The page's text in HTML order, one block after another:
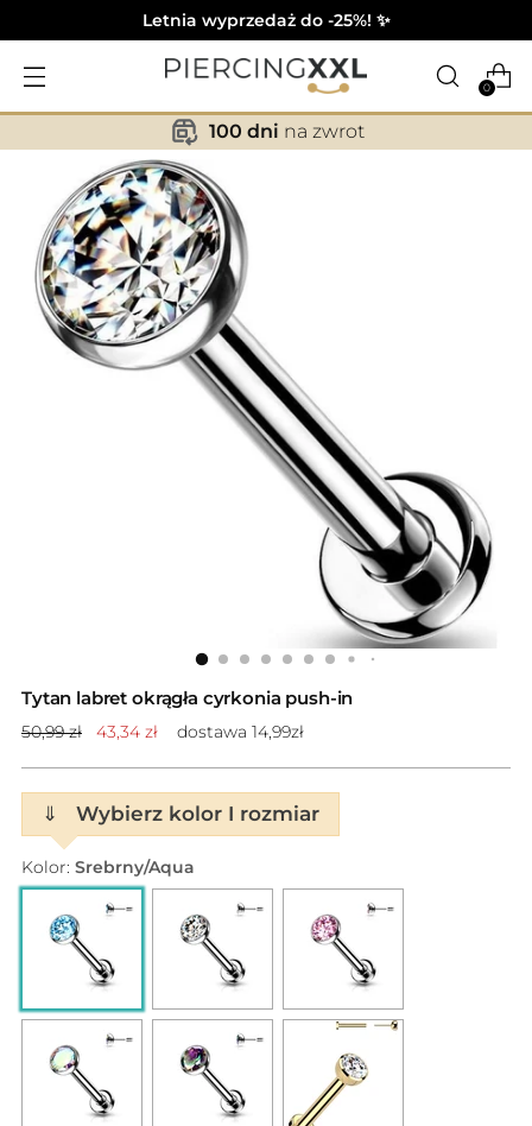
Letnia wyprzedaż do -25%! ✨
0
✕
100 dni na zwrot
Tytan labret okrągła cyrkonia push-in
Cena
50,99 zł 43,34 zł dostawa 14,99zł
⇓ Wybierz kolor I rozmiar
Kolor: Srebrny/Aqua